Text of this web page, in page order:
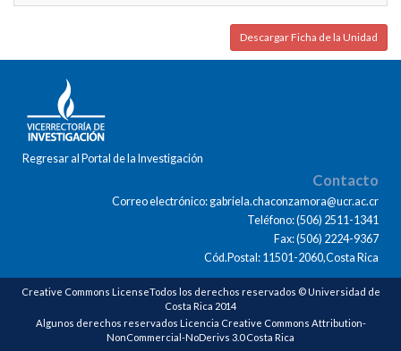
Descargar Ficha de la Unidad
Regresar al Portal de la Investigación
Contacto
Correo electrónico: gabriela.chaconzamora@ucr.ac.cr
Teléfono: (506) 2511-1341
Fax: (506) 2224-9367
Cód.Postal: 11501-2060,Costa Rica
Creative Commons LicenseTodos los derechos reservados © Universidad de
Costa Rica 2014
Algunos derechos reservados Licencia Creative Commons Attribution-
NonCommercial-NoDerivs 3.0 Costa Rica